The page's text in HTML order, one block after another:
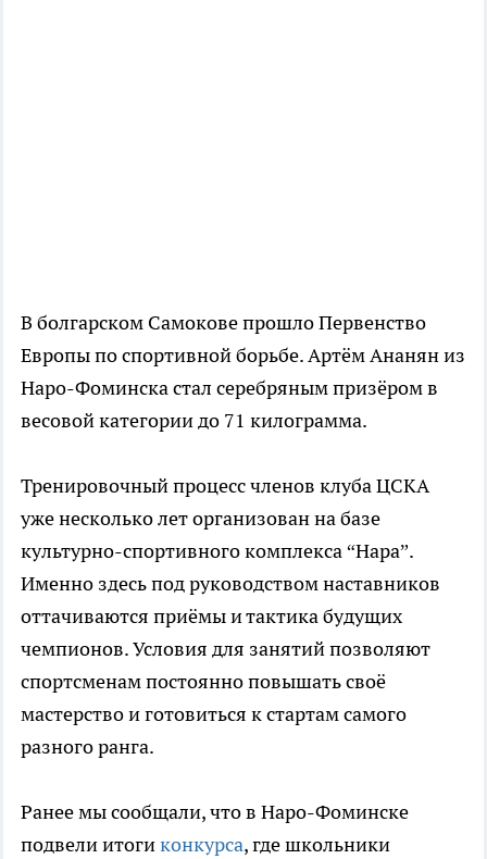
В болгарском Самокове прошло Первенство
Европы по спортивной борьбе. Артём Ананян из
Наро-Фоминска стал серебряным призёром в
весовой категории до 71 килограмма.
Тренировочный процесс членов клуба ЦСКА
уже несколько лет организован на базе
культурно-спортивного комплекса “Нара”.
Именно здесь под руководством наставников
оттачиваются приёмы и тактика будущих
чемпионов. Условия для занятий позволяют
спортсменам постоянно повышать своё
мастерство и готовиться к стартам самого
разного ранга.
Ранее мы сообщали, что в Наро-Фоминске
подвели итогиконкурса, где школьники